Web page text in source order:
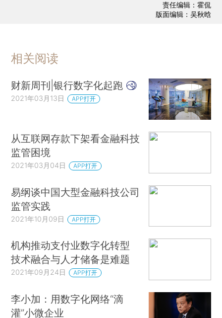
责任编辑：霍侃
版面编辑：吴秋晗
相关阅读
财新周刊|银行数字化起跑
2021年03月13日 APP打开
从互联网存款下架看金融科技
监管困境
2021年03月04日 APP打开
易纲谈中国大型金融科技公司
监管实践
2021年10月09日 APP打开
机构推动支付业数字化转型
技术融合与人才储备是难题
2021年09月24日 APP打开
李小加：用数字化网络“滴
灌”小微企业